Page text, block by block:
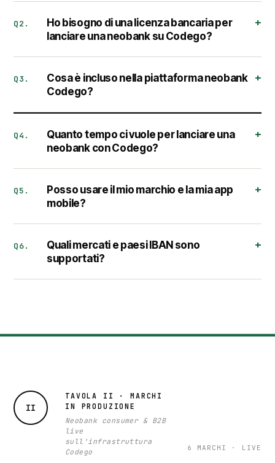
Q2.
Ho bisogno di una licenza bancaria per
lanciare una neobank su Codego?
Q3.
Cosa è incluso nella piattaforma neobank
Codego?
Q4.
Quanto tempo ci vuole per lanciare una
neobank con Codego?
Q5.
Posso usare il mio marchio e la mia app
mobile?
Q6.
Quali mercati e paesi IBAN sono
supportati?
II
TAVOLA II · MARCHI
IN PRODUZIONE
Neobank consumer & B2B
live
sull'infrastruttura
Codego
6 MARCHI · LIVE